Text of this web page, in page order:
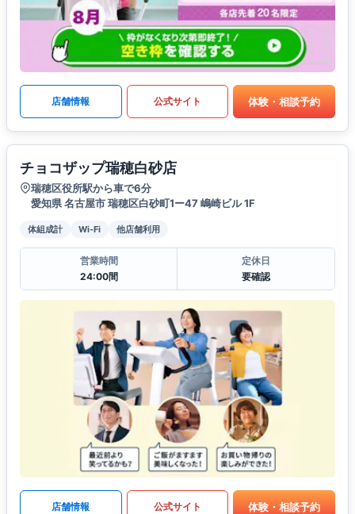
店舗情報 公式サイト 体験・相談予約
チョコザップ瑞穂白砂店
瑞穂区役所駅から車で6分
愛知県 名古屋市 瑞穂区白砂町1ー47 嶋崎ビル 1F
体組成計 Wi-Fi 他店舗利用
営業時間
24:00間
定休日
要確認
店舗情報 公式サイト 体験・相談予約